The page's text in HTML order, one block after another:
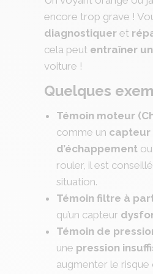
encore trop grave !
diagnostiquer et
cela peut entraîner
voiture !
Quelques
Témoin moteur
comme un
d’échappement
rouler, il est
situation.
Témoin filtre à
qu’un capteur
Témoin de
une pression
augmenter le risque